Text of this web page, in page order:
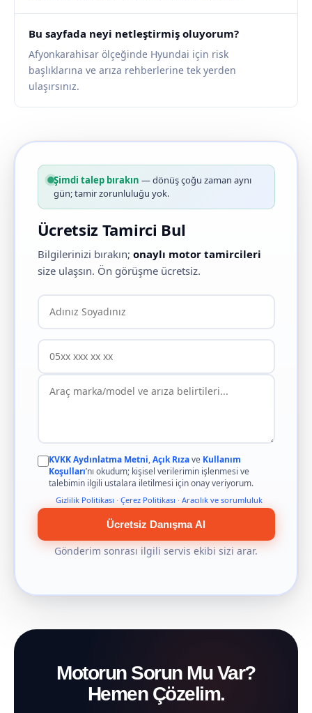
Bu sayfada neyi netleştirmiş oluyorum?
Afyonkarahisar ölçeğinde Hyundai için risk
başlıklarına ve arıza rehberlerine tek yerden
ulaşırsınız.
Şimdi talep bırakın — dönüş çoğu zaman aynı
gün; tamir zorunluluğu yok.
Ücretsiz Tamirci Bul
Bilgilerinizi bırakın; onaylı motor tamircileri
size ulaşsın. Ön görüşme ücretsiz.
KVKK Aydınlatma Metni,Açık Rızave Kullanım
Koşulları’nı okudum; kişisel verilerimin işlenmesi ve
talebimin ilgili ustalara iletilmesi için onay veriyorum.
Gizlilik Politikası · Çerez Politikası · Aracılık ve sorumluluk
Ücretsiz Danışma Al
Gönderim sonrası ilgili servis ekibi sizi arar.
Motorun Sorun Mu Var?
Hemen Çözelim.